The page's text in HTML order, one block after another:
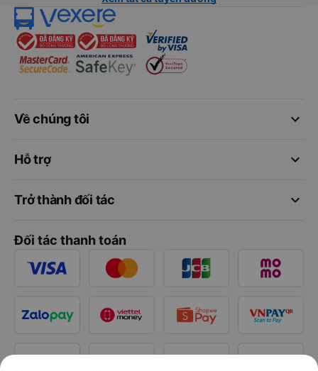
keyboard_arrow_down
Về chúng tôi
keyboard_arrow_down
Hỗ trợ
keyboard_arrow_down
Trở thành đối tác
Đối tác thanh toán